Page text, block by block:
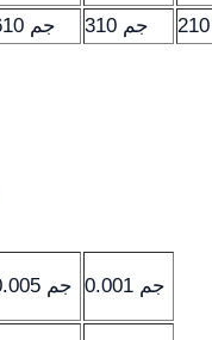
610 جم 310 جم
0.005 جم 0.001 جم